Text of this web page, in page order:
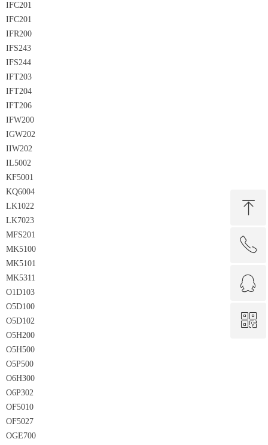
IFC201
IFC201
IFR200
IFS243
IFS244
IFT203
IFT204
IFT206
IFW200
IGW202
IIW202
IL5002
KF5001
KQ6004
LK1022
LK7023
MFS201
MK5100
MK5101
MK5311
O1D103
O5D100
O5D102
O5H200
O5H500
O5P500
O6H300
O6P302
OF5010
OF5027
OGE700
ꁸ
回到顶部
ꂅ
ꁗ
QQ客服
ꀥ